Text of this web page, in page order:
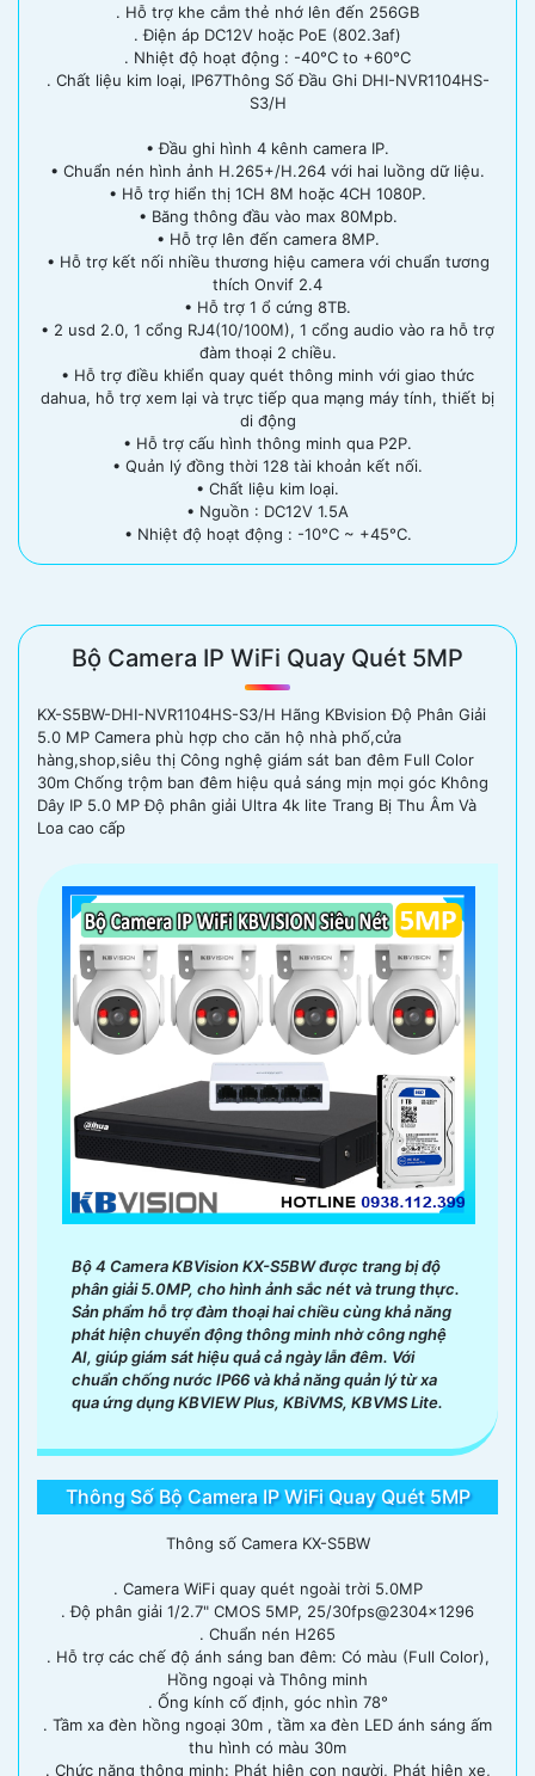
. Hỗ trợ khe cắm thẻ nhớ lên đến 256GB
. Điện áp DC12V hoặc PoE (802.3af)
. Nhiệt độ hoạt động : -40°C to +60°C
. Chất liệu kim loại, IP67Thông Số Đầu Ghi DHI-NVR1104HS-
S3/H
• Đầu ghi hình 4 kênh camera IP.
• Chuẩn nén hình ảnh H.265+/H.264 với hai luồng dữ liệu.
• Hỗ trợ hiển thị 1CH 8M hoặc 4CH 1080P.
• Băng thông đầu vào max 80Mpb.
• Hỗ trợ lên đến camera 8MP.
• Hỗ trợ kết nối nhiều thương hiệu camera với chuẩn tương
thích Onvif 2.4
• Hỗ trợ 1 ổ cứng 8TB.
• 2 usd 2.0, 1 cổng RJ4(10/100M), 1 cổng audio vào ra hỗ trợ
đàm thoại 2 chiều.
• Hỗ trợ điều khiển quay quét thông minh với giao thức
dahua, hỗ trợ xem lại và trực tiếp qua mạng máy tính, thiết bị
di động
• Hỗ trợ cấu hình thông minh qua P2P.
• Quản lý đồng thời 128 tài khoản kết nối.
• Chất liệu kim loại.
• Nguồn : DC12V 1.5A
• Nhiệt độ hoạt động : -10°C ~ +45°C.
Bộ Camera IP WiFi Quay Quét 5MP
KX-S5BW-DHI-NVR1104HS-S3/H Hãng KBvision Độ Phân Giải
5.0 MP Camera phù hợp cho căn hộ nhà phố,cửa
hàng,shop,siêu thị Công nghệ giám sát ban đêm Full Color
30m Chống trộm ban đêm hiệu quả sáng mịn mọi góc Không
Dây IP 5.0 MP Độ phân giải Ultra 4k lite Trang Bị Thu Âm Và
Loa cao cấp
Bộ 4 Camera KBVision KX-S5BW được trang bị độ
phân giải 5.0MP, cho hình ảnh sắc nét và trung thực.
Sản phẩm hỗ trợ đàm thoại hai chiều cùng khả năng
phát hiện chuyển động thông minh nhờ công nghệ
AI, giúp giám sát hiệu quả cả ngày lẫn đêm. Với
chuẩn chống nước IP66 và khả năng quản lý từ xa
qua ứng dụng KBVIEW Plus, KBiVMS, KBVMS Lite.
Thông Số Bộ Camera IP WiFi Quay Quét 5MP
Thông số Camera KX-S5BW
. Camera WiFi quay quét ngoài trời 5.0MP
. Độ phân giải 1/2.7" CMOS 5MP, 25/30fps@2304x1296
. Chuẩn nén H265
. Hỗ trợ các chế độ ánh sáng ban đêm: Có màu (Full Color),
Hồng ngoại và Thông minh
. Ống kính cố định, góc nhìn 78°
. Tầm xa đèn hồng ngoại 30m , tầm xa đèn LED ánh sáng ấm
thu hình có màu 30m
. Chức năng thông minh: Phát hiện con người, Phát hiện xe,